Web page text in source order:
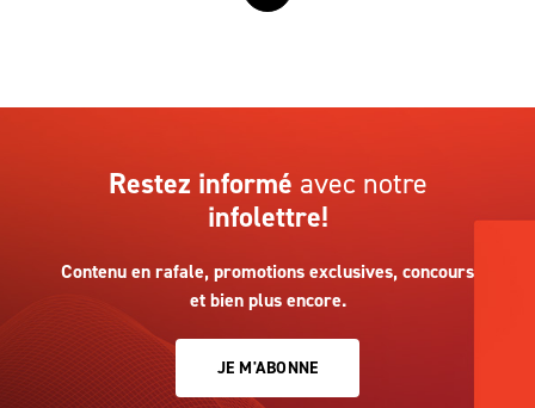
Restez informé avec notre
infolettre!
Contenu en rafale, promotions exclusives, concours
et bien plus encore.
JE M'ABONNE